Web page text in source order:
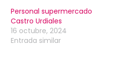
Personal supermercado
Castro Urdiales
16 octubre, 2024
Entrada similar